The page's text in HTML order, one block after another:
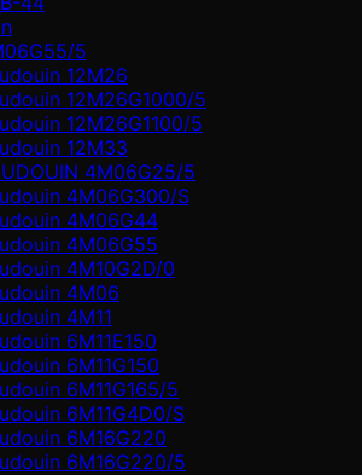
5
12M26
12M26G1000/5
12M26G1100/5
12M33
4M06G25/5
4M06G300/S
4M06G44
4M06G55
4M10G2D/0
4М06
4М11
6M11E150
6M11G150
6M11G165/5
6M11G4D0/S
6M16G220
6M16G220/5